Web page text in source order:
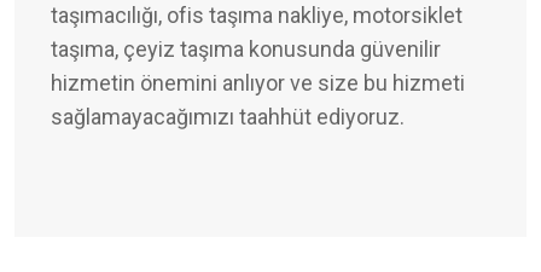
taşımacılığı, ofis taşıma nakliye, motorsiklet
taşıma, çeyiz taşıma konusunda güvenilir
hizmetin önemini anlıyor ve size bu hizmeti
sağlamayacağımızı taahhüt ediyoruz.